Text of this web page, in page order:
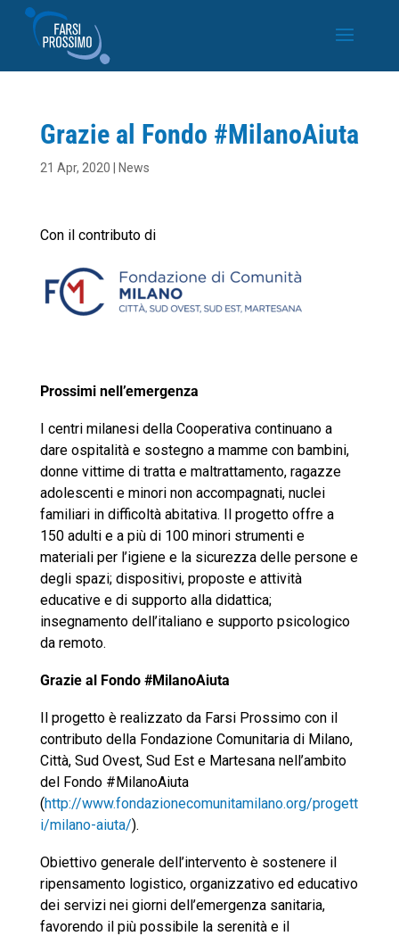
Grazie al Fondo #MilanoAiuta
21 Apr, 2020 News
Con il contributo di
Prossimi nell’emergenza
I centri milanesi della Cooperativa continuano a
dare ospitalità e sostegno a mamme con bambini,
donne vittime di tratta e maltrattamento, ragazze
adolescenti e minori non accompagnati, nuclei
familiari in difficoltà abitativa. Il progetto offre a
150 adulti e a più di 100 minori strumenti e
materiali per l’igiene e la sicurezza delle persone e
degli spazi; dispositivi, proposte e attività
educative e di supporto alla didattica;
insegnamento dell’italiano e supporto psicologico
da remoto.
Grazie al Fondo #MilanoAiuta
Il progetto è realizzato da Farsi Prossimo con il
contributo della Fondazione Comunitaria di Milano,
Città, Sud Ovest, Sud Est e Martesana nell’ambito
del Fondo #MilanoAiuta
(http://www.fondazionecomunitamilano.org/progett
i/milano-aiuta/).
Obiettivo generale dell’intervento è sostenere il
ripensamento logistico, organizzativo ed educativo
dei servizi nei giorni dell’emergenza sanitaria,
favorendo il più possibile la serenità e il